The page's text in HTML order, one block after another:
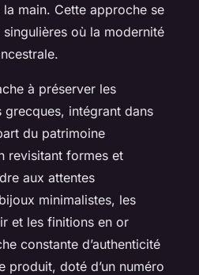
main. Cette approche se
où la modernité
à préserver les
grecques, intégrant dans
du patrimoine
revisitant formes et
aux attentes
minimalistes, les
et les finitions en or
constante d’authenticité
produit, doté d’un numéro